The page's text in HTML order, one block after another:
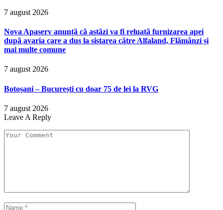
7 august 2026
Nova Apaserv anunță că astăzi va fi reluată furnizarea apei
după avaria care a dus la sistarea către Alfaland, Flămânzi și
mai multe comune
7 august 2026
Botoșani – București cu doar 75 de lei la RVG
7 august 2026
Leave A Reply